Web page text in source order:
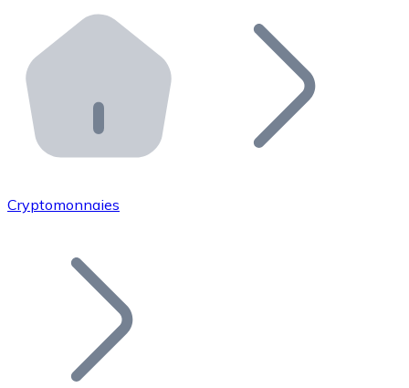
Distributeurs automatiques Bitnovo
Intégrez un ATM Bitnovo dans votre entreprise et
API Bitnovo
Intégrez notre API dans votre écosystème.
Rejoignez notre réseau de distributeurs et
Ajoutez le token de votre projet à notre service
Cryptomonnaies